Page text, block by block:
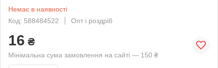
Немає в наявності
Код: 588484522
Опт і роздріб
16 ₴
Мінімальна сума замовлення на сайті — 150 ₴